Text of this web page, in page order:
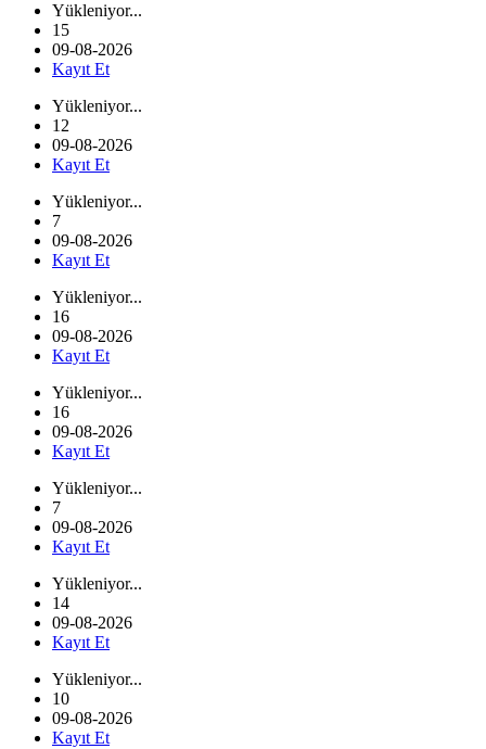
Yükleniyor...
15
09-08-2026
Kayıt Et
Yükleniyor...
12
09-08-2026
Kayıt Et
Yükleniyor...
7
09-08-2026
Kayıt Et
Yükleniyor...
16
09-08-2026
Kayıt Et
Yükleniyor...
16
09-08-2026
Kayıt Et
Yükleniyor...
7
09-08-2026
Kayıt Et
Yükleniyor...
14
09-08-2026
Kayıt Et
Yükleniyor...
10
09-08-2026
Kayıt Et